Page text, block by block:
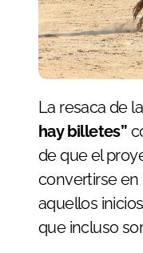
La resaca de
hay billetes”
de que el
convertirse en
aquellos
que incluso